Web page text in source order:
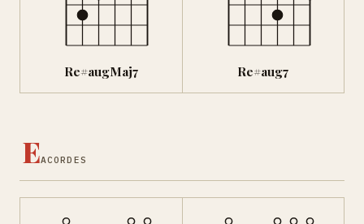
Re#augMaj7 Re#aug7
EACORDES